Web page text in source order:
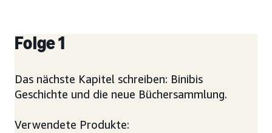
Folge 1
Das nächste Kapitel schreiben: Binibis
Geschichte und die neue Büchersammlung.
Verwendete Produkte: